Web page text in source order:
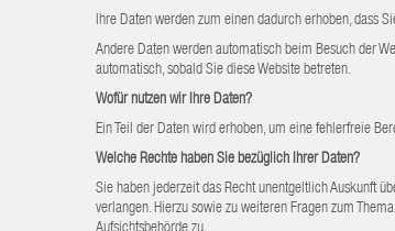
Ihre Daten werden zum einen dadurch erhoben, dass
Andere Daten werden automatisch beim Besuch der
automatisch, sobald Sie diese Website betreten.
Wofür nutzen wir Ihre Daten?
Ein Teil der Daten wird erhoben, um eine fehlerfreie
Welche Rechte haben Sie bezüglich Ihrer Daten?
Sie haben jederzeit das Recht unentgeltlich Auskunft
verlangen. Hierzu sowie zu weiteren Fragen zum